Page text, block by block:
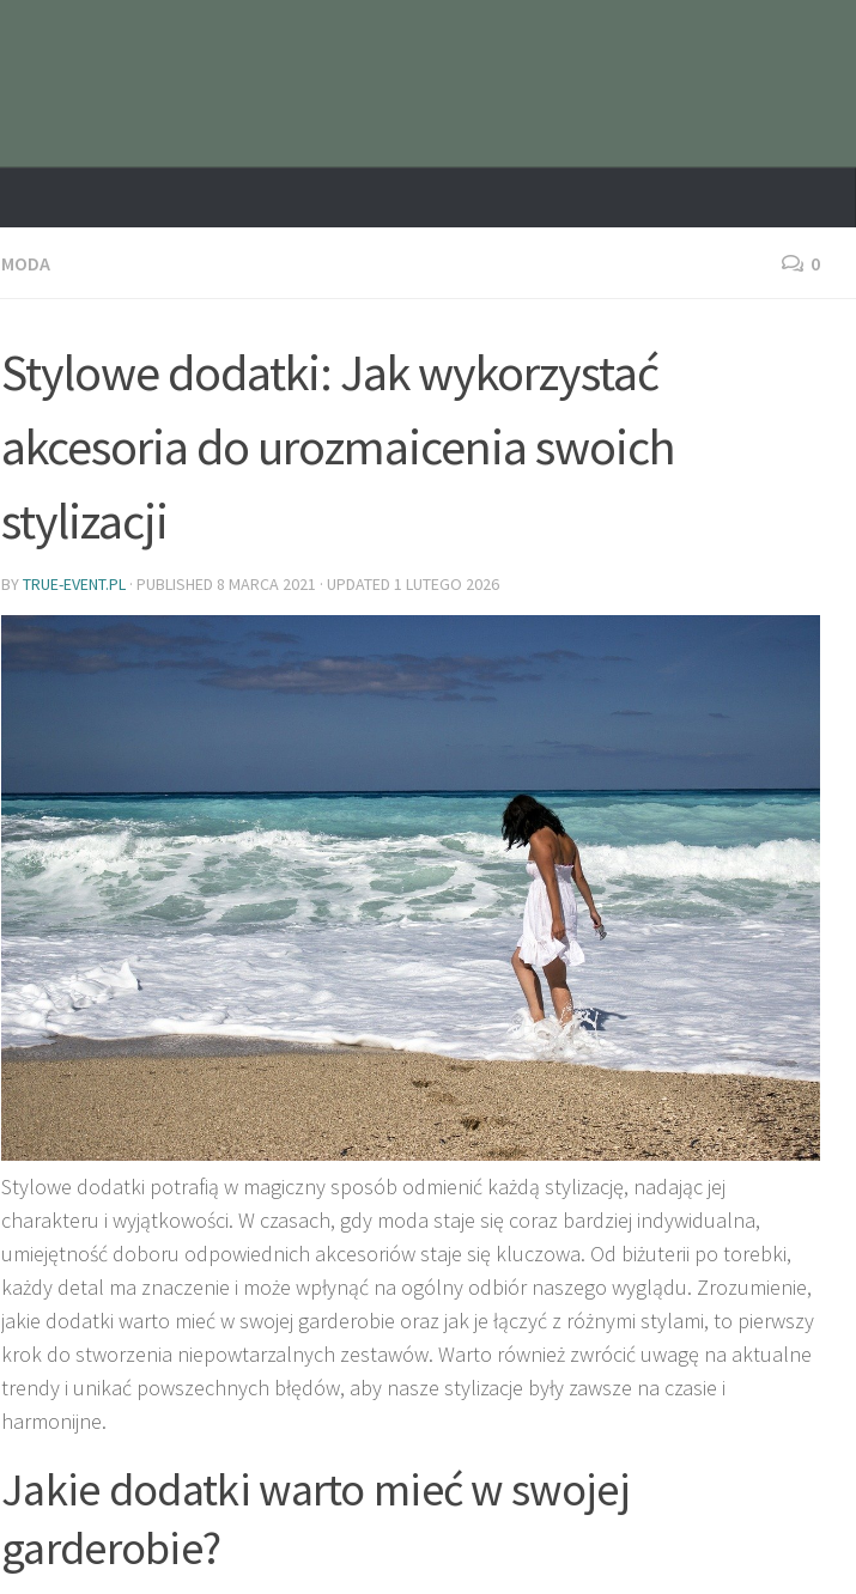
MODA 0
Stylowe dodatki: Jak wykorzystać
akcesoria do urozmaicenia swoich
stylizacji
BYTRUE-EVENT.PL · PUBLISHED 8 MARCA 2021 · UPDATED 1 LUTEGO 2026
Stylowe dodatki potrafią w magiczny sposób odmienić każdą stylizację, nadając jej
charakteru i wyjątkowości. W czasach, gdy moda staje się coraz bardziej indywidualna,
umiejętność doboru odpowiednich akcesoriów staje się kluczowa. Od biżuterii po torebki,
każdy detal ma znaczenie i może wpłynąć na ogólny odbiór naszego wyglądu. Zrozumienie,
jakie dodatki warto mieć w swojej garderobie oraz jak je łączyć z różnymi stylami, to pierwszy
krok do stworzenia niepowtarzalnych zestawów. Warto również zwrócić uwagę na aktualne
trendy i unikać powszechnych błędów, aby nasze stylizacje były zawsze na czasie i
harmonijne.
Jakie dodatki warto mieć w swojej
garderobie?